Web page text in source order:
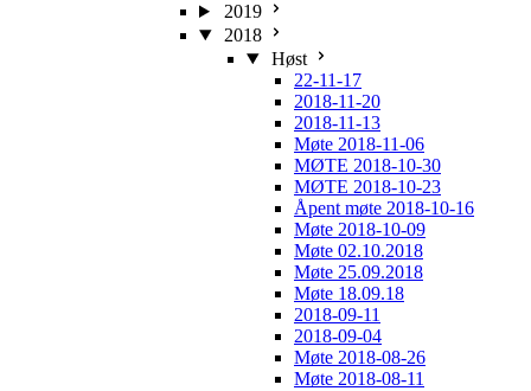
2019
2018
Høst
22-11-17
2018-11-20
2018-11-13
Møte 2018-11-06
MØTE 2018-10-30
MØTE 2018-10-23
Åpent møte 2018-10-16
Møte 2018-10-09
Møte 02.10.2018
Møte 25.09.2018
Møte 18.09.18
2018-09-11
2018-09-04
Møte 2018-08-26
Møte 2018-08-11